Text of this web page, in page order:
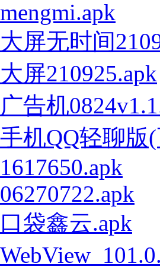
mengmi.apk
大屏无时间
大屏210925.apk
广告机
手机QQ轻聊版
1617650.apk
06270722.apk
口袋鑫云.apk